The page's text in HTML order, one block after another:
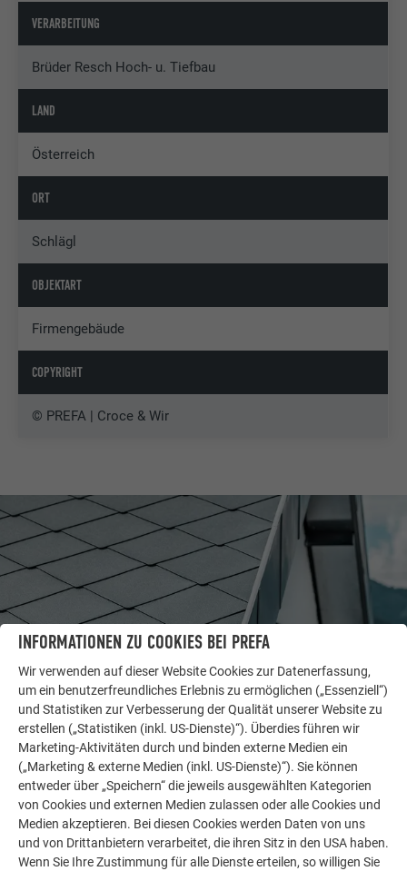
VERARBEITUNG
Brüder Resch Hoch- u. Tiefbau
LAND
Österreich
ORT
Schlägl
OBJEKTART
Firmengebäude
COPYRIGHT
© PREFA | Croce & Wir
LASSEN SIE SICH INSPIRIEREN
WEITERE OBJEKTE
Die PREFA Referenzgalerie zeigt, wie vielseitig
Aluminium eingesetzt werden kann. Entdecken Sie
weitere beeindruckende Projekte mit den langlebigen
PREFA Aluminiumlösungen für Dach, Solar und
INFORMATIONEN ZU COOKIES BEI PREFA
Wir verwenden auf dieser Website Cookies zur Datenerfassung,
um ein benutzerfreundliches Erlebnis zu ermöglichen („Essenziell“)
und Statistiken zur Verbesserung der Qualität unserer Website zu
erstellen („Statistiken (inkl. US-Dienste)“). Überdies führen wir
Marketing-Aktivitäten durch und binden externe Medien ein
(„Marketing & externe Medien (inkl. US-Dienste)“). Sie können
entweder über „Speichern“ die jeweils ausgewählten Kategorien
von Cookies und externen Medien zulassen oder alle Cookies und
Medien akzeptieren. Bei diesen Cookies werden Daten von uns
und von Drittanbietern verarbeitet, die ihren Sitz in den USA haben.
Wenn Sie Ihre Zustimmung für alle Dienste erteilen, so willigen Sie